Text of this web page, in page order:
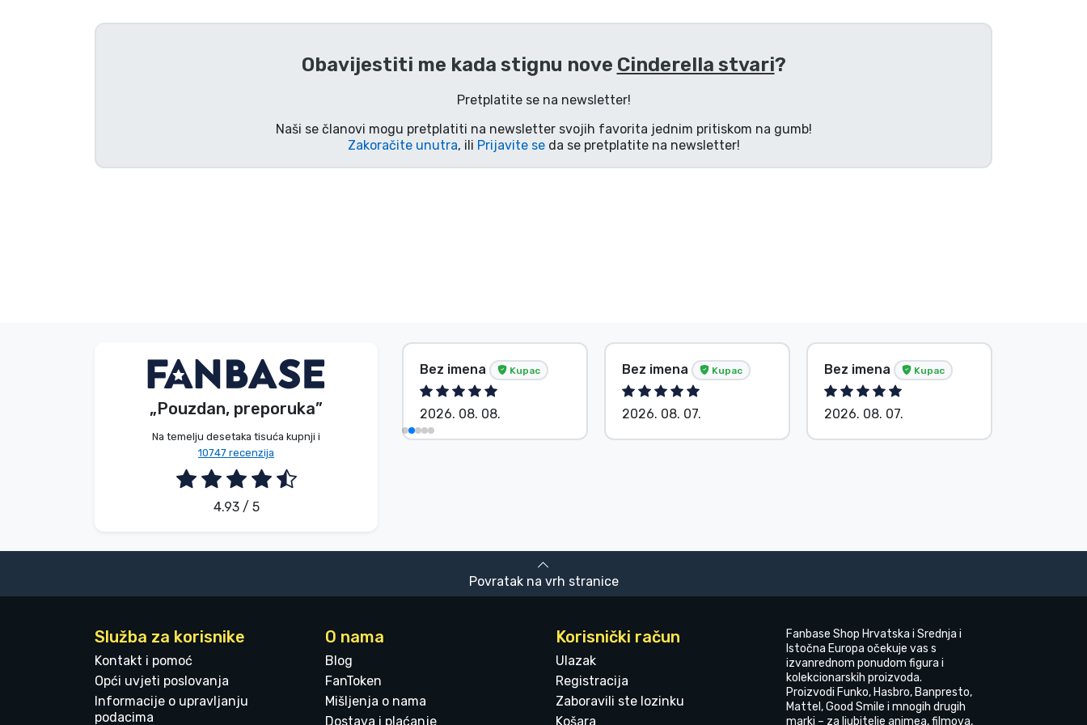
Obavijestiti me kada stignu nove Cinderella stvari?
Pretplatite se na newsletter!
Naši se članovi mogu pretplatiti na newsletter svojih favorita jednim pritiskom na gumb!
Zakoračite unutra, ili Prijavite seda se pretplatite na newsletter!
„Pouzdan, preporuka”
Na temelju desetaka tisuća kupnji i
10747 recenzija
4.93 / 5
Dávid Sulyok Kupac
2026. 08. 08.
Bez imena Kupac
2026. 08. 08.
Bez imena Kupac
2026. 08. 07.
Bez imena Kupac
2026. 08. 07.
Povratak na vrh stranice
Služba za korisnike
Kontakt i pomoć
Opći uvjeti poslovanja
Informacije o upravljanju
podacima
O nama
Blog
FanToken
Mišljenja o nama
Dostava i plaćanje
Korisnički račun
Ulazak
Registracija
Zaboravili ste lozinku
Košara
Fanbase Shop Hrvatska i Srednja i
Istočna Europa očekuje vas s
izvanrednom ponudom figura i
kolekcionarskih proizvoda.
Proizvodi Funko, Hasbro, Banpresto,
Mattel, Good Smile i mnogih drugih
marki – za ljubitelje animea, filmova,
TV serija proizvodi
Anime proizvodi
Vrste proizvoda